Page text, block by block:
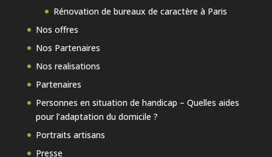
Rénovation de bureaux de caractère à Paris
Nos offres
Nos Partenaires
Nos realisations
Partenaires
Personnes en situation de handicap – Quelles aides
pour l’adaptation du domicile ?
Portraits artisans
Presse